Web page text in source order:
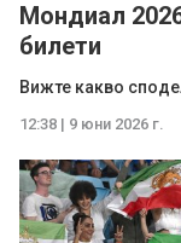
Мондиал
билети
Вижте какво
12:38 | 9 юни 2026 г.